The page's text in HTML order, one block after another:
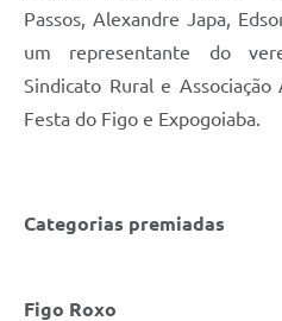
Passos, Alexandre Japa,
um representante do
Sindicato Rural e
Festa do Figo e Expogoiaba.
Categorias premiadas
Figo Roxo